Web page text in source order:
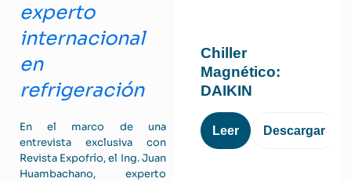
experto
internacional
en
refrigeración
En el marco de una
entrevista exclusiva con
Revista Expofrío, el Ing. Juan
Huambachano, experto
Chiller
Magnético:
DAIKIN
Leer Descargar